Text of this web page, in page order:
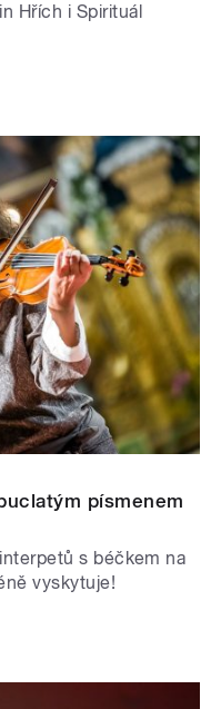
Hřích i Spirituál
písmenem
s béčkem na
vyskytuje!